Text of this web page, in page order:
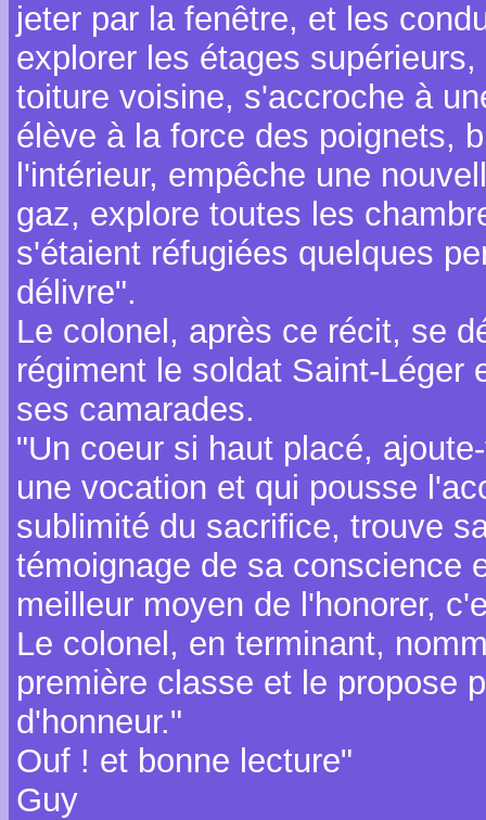
jeter par la fenêtre, et les
explorer les étages
toiture voisine, s'accroche à
élève à la force des poignets,
l'intérieur, empêche une
gaz, explore toutes les
s'étaient réfugiées quelques
délivre".
Le colonel, après ce récit, se
régiment le soldat Saint-Léger
ses camarades.
"Un coeur si haut placé,
une vocation et qui pousse
sublimité du sacrifice, trouve
témoignage de sa conscience
meilleur moyen de l'honorer,
Le colonel, en terminant,
première classe et le propose
d'honneur."
Ouf ! et bonne lecture"
Guy